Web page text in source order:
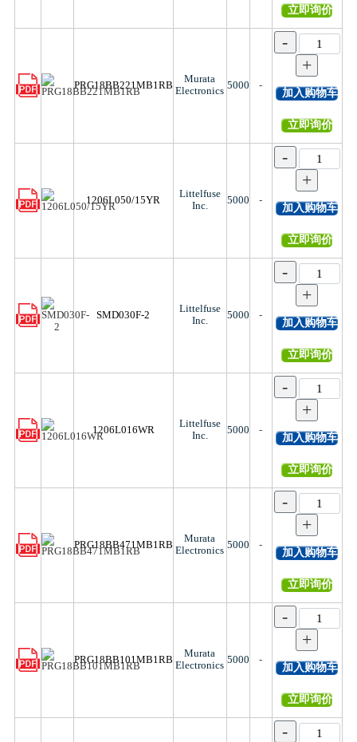
立即询价
PRG18BB221MB1RB
Murata
Electronics 5000 -
-
+
加入购物车
立即询价
1206L050/15YR
Littelfuse
Inc.
5000 -
-
+
加入购物车
立即询价
SMD030F-2
Littelfuse
Inc.
5000 -
-
+
加入购物车
立即询价
1206L016WR
Littelfuse
Inc.
5000 -
-
+
加入购物车
立即询价
PRG18BB471MB1RB
Murata
Electronics 5000 -
-
+
加入购物车
立即询价
PRG18BB101MB1RB
Murata
Electronics 5000 -
-
+
加入购物车
立即询价
-